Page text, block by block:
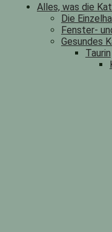
Alles, was die
Die
Fenster-
Gesundes
Taurin